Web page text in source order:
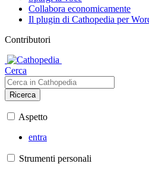
Collabora economicamente
Il plugin di Cathopedia per
Contributori
Cerca
Ricerca
Aspetto
entra
Strumenti personali